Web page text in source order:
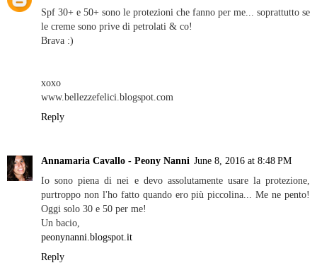
Spf 30+ e 50+ sono le protezioni che fanno per me... soprattutto se
le creme sono prive di petrolati & co!
Brava :)
xoxo
www.bellezzefelici.blogspot.com
Reply
Annamaria Cavallo - Peony Nanni June 8, 2016 at 8:48 PM
Io sono piena di nei e devo assolutamente usare la protezione,
purtroppo non l'ho fatto quando ero più piccolina... Me ne pento!
Oggi solo 30 e 50 per me!
Un bacio,
peonynanni.blogspot.it
Reply